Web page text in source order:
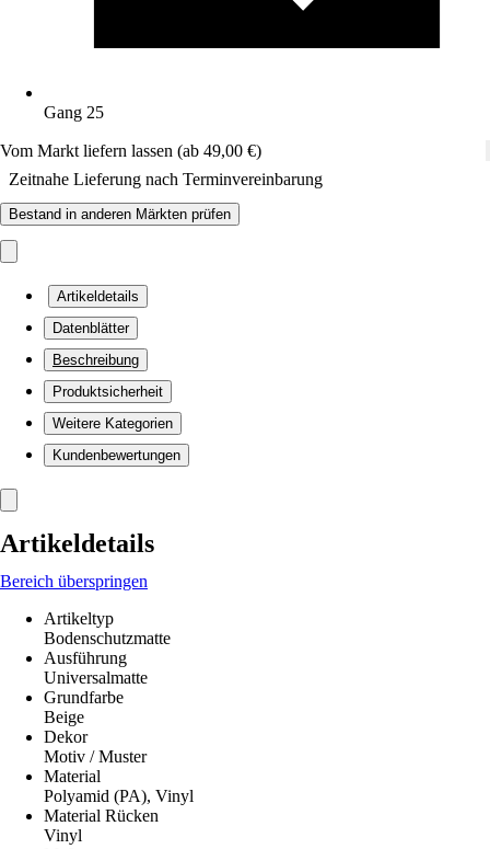
Gang 25
Vom Markt liefern lassen (ab 49,00 €)
Zeitnahe Lieferung nach Terminvereinbarung
Bestand in anderen Märkten prüfen
Artikeldetails
Datenblätter
Beschreibung
Produktsicherheit
Weitere Kategorien
Kundenbewertungen
Artikeldetails
Bereich überspringen
Artikeltyp
Bodenschutzmatte
Ausführung
Universalmatte
Grundfarbe
Beige
Dekor
Motiv / Muster
Material
Polyamid (PA), Vinyl
Material Rücken
Vinyl